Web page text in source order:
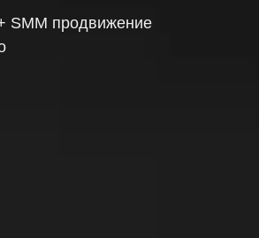
SMM продвижение